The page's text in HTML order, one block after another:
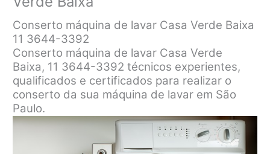
Conserto máquina de lavar Casa Verde Baixa
11 3644-3392
Conserto máquina de lavar Casa Verde
Baixa, 11 3644-3392 técnicos experientes,
qualificados e certificados para realizar o
conserto da sua máquina de lavar em São
Paulo.